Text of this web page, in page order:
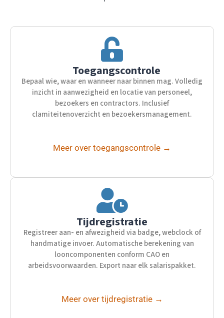
Toegangscontrole
Bepaal wie, waar en wanneer naar binnen mag. Volledig
inzicht in aanwezigheid en locatie van personeel,
bezoekers en contractors. Inclusief
clamiteitenoverzicht en bezoekersmanagement.
Meer over toegangscontrole →
Tijdregistratie
Registreer aan- en afwezigheid via badge, webclock of
handmatige invoer. Automatische berekening van
looncomponenten conform CAO en
arbeidsvoorwaarden. Export naar elk salarispakket.
Meer over tijdregistratie →